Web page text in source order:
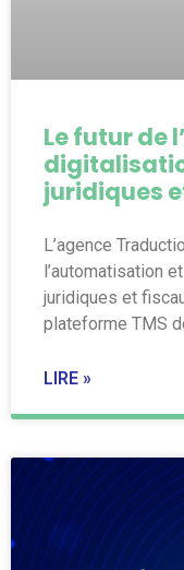
Le futur de
juridiques
L’agence
l’automatisation
juridiques et
plateforme TMS
LIRE »